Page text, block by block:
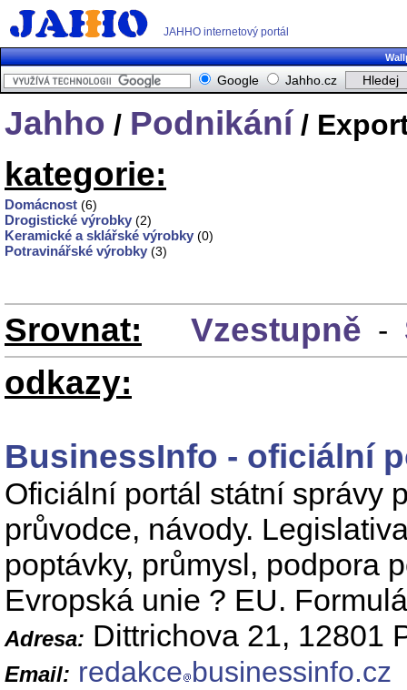
JAHHO internetový portál
Google Jahho.cz
Jahho / Podnikání /
kategorie:
Domácnost (6)
Drogistické výrobky (2)
Keramické a sklářské výrobky (0)
Potravinářské výrobky (3)
Srovnat: Vzestupně -
odkazy:
BusinessInfo - oficiální
Oficiální portál státní správy
průvodce, návody.
poptávky, průmysl, podpora
Evropská unie ? EU.
Adresa: Dittrichova 21, 12801
Email: redakce businessinfo.cz